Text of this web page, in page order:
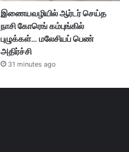
இணையவழியில் ஆர்டர் செய்த
நாசி கோரெங் கம்புங்கில்
புழுக்கள்… மலேசியப் பெண்
அதிர்ச்சி
31 minutes ago